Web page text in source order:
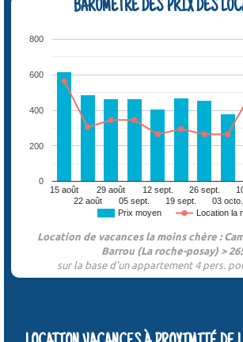
BAROMÈTRE DES PRIX DES
Prix moyen Location la
15 août
22 août
29 août
05 sept.
12 sept.
19 sept.
26 sept.
03 octo.
0
200
400
600
800
Location de vacances la moins chère :
Barrou (La roche-posay) >
sur la base d'un appartement 4 pers.